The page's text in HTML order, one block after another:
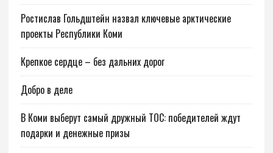
Ростислав Гольдштейн назвал ключевые арктические
проекты Республики Коми
Крепкое сердце – без дальних дорог
Добро в деле
В Коми выберут самый дружный ТОС: победителей ждут
подарки и денежные призы